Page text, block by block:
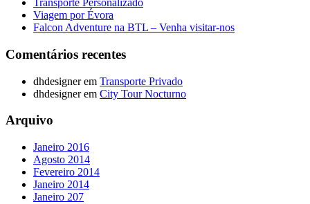
Transporte Personalizado
Viagem por Évora
Falcon Adventure na BTL – Venha visitar-nos
Comentários recentes
dhdesignerem Transporte Privado
dhdesignerem City Tour Nocturno
Arquivo
Janeiro 2016
Agosto 2014
Fevereiro 2014
Janeiro 2014
Janeiro 207